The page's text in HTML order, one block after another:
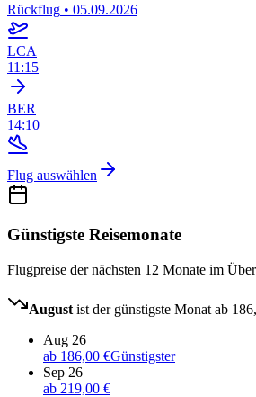
Rückflug • 05.09.2026
LCA
11:15
BER
14:10
Flug auswählen
Günstigste Reisemonate
Flugpreise der nächsten 12 Monate im
August ist der günstigste Monat ab
Aug 26
ab 186,00 €Günstigster
Sep 26
ab 219,00 €